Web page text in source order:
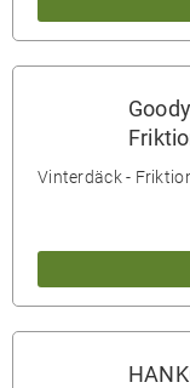
Vinterdäck -